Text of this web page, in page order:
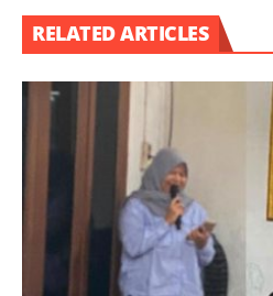
RELATED ARTICLES